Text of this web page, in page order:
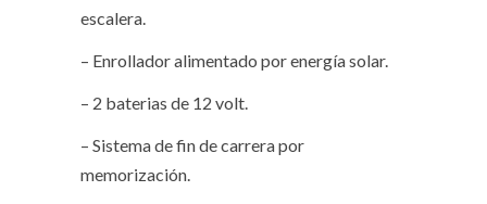
escalera.
– Enrollador alimentado por energía solar.
– 2 baterias de 12 volt.
– Sistema de fin de carrera por
memorización.